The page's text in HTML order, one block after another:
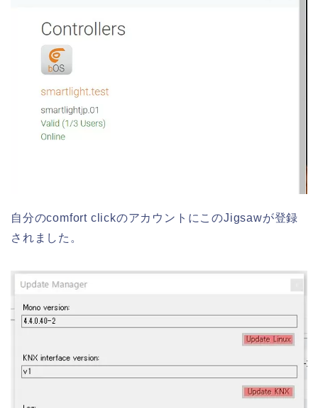
自分のcomfort clickのアカウントにこのJigsawが登録
されました。